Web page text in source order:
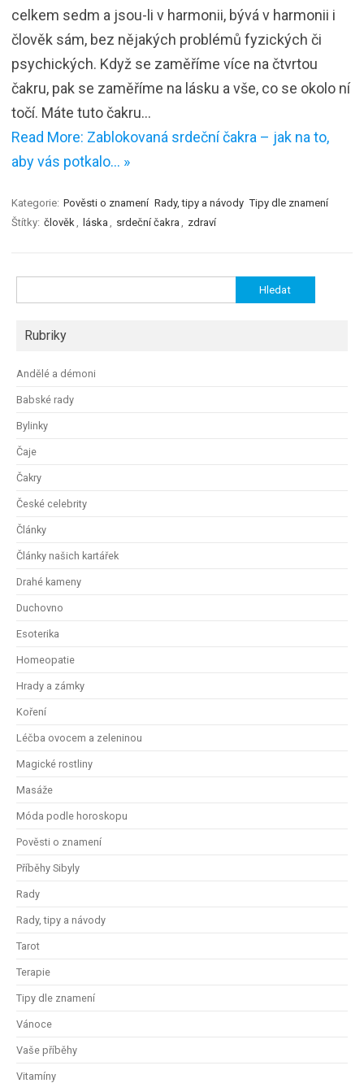
celkem sedm a jsou-li v harmonii, bývá v harmonii i
člověk sám, bez nějakých problémů fyzických či
psychických. Když se zaměříme více na čtvrtou
čakru, pak se zaměříme na lásku a vše, co se okolo ní
točí. Máte tuto čakru…
Read More: Zablokovaná srdeční čakra – jak na to,
aby vás potkalo… »
Kategorie: Pověsti o znamení Rady, tipy a návody Tipy dle znamení
Štítky: člověk láska srdeční čakra zdraví
Rubriky
Andělé a démoni
Babské rady
Bylinky
Čaje
Čakry
České celebrity
Články
Články našich kartářek
Drahé kameny
Duchovno
Esoterika
Homeopatie
Hrady a zámky
Koření
Léčba ovocem a zeleninou
Magické rostliny
Masáže
Móda podle horoskopu
Pověsti o znamení
Příběhy Sibyly
Rady
Rady, tipy a návody
Tarot
Terapie
Tipy dle znamení
Vánoce
Vaše příběhy
Vitamíny